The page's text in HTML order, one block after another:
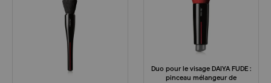
Duo pour le visage DAIYA FUDE :
pinceau mélangeur de